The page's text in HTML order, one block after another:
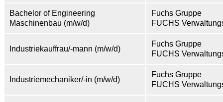
Bachelor of Engineering
Maschinenbau (m/w/d)
Fuchs Gruppe
FUCHS
Industriekauffrau/-mann (m/w/d)
Fuchs Gruppe
FUCHS
Industriemechaniker/-in (m/w/d)
Fuchs Gruppe
FUCHS